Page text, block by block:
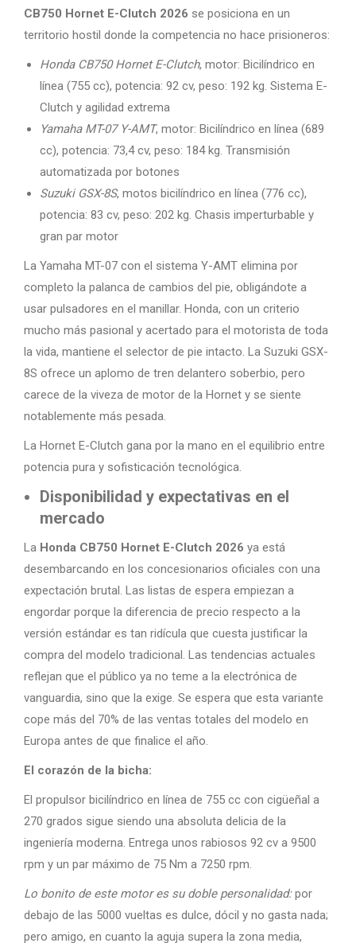
CB750 Hornet E-Clutch 2026 se posiciona en un
territorio hostil donde la competencia no hace prisioneros:
Honda CB750 Hornet E-Clutch, motor: Bicilíndrico en
línea (755 cc), potencia: 92 cv, peso: 192 kg. Sistema E-
Clutch y agilidad extrema
Yamaha MT-07 Y-AMT, motor: Bicilíndrico en línea (689
cc), potencia: 73,4 cv, peso: 184 kg. Transmisión
automatizada por botones
Suzuki GSX-8S, motos bicilíndrico en línea (776 cc),
potencia: 83 cv, peso: 202 kg. Chasis imperturbable y
gran par motor
La Yamaha MT-07 con el sistema Y-AMT elimina por
completo la palanca de cambios del pie, obligándote a
usar pulsadores en el manillar. Honda, con un criterio
mucho más pasional y acertado para el motorista de toda
la vida, mantiene el selector de pie intacto. La Suzuki GSX-
8S ofrece un aplomo de tren delantero soberbio, pero
carece de la viveza de motor de la Hornet y se siente
notablemente más pesada.
La Hornet E-Clutch gana por la mano en el equilibrio entre
potencia pura y sofisticación tecnológica.
Disponibilidad y expectativas en el
mercado
La Honda CB750 Hornet E-Clutch 2026 ya está
desembarcando en los concesionarios oficiales con una
expectación brutal. Las listas de espera empiezan a
engordar porque la diferencia de precio respecto a la
versión estándar es tan ridícula que cuesta justificar la
compra del modelo tradicional. Las tendencias actuales
reflejan que el público ya no teme a la electrónica de
vanguardia, sino que la exige. Se espera que esta variante
cope más del 70% de las ventas totales del modelo en
Europa antes de que finalice el año.
El corazón de la bicha:
El propulsor bicilíndrico en línea de 755 cc con cigüeñal a
270 grados sigue siendo una absoluta delicia de la
ingeniería moderna. Entrega unos rabiosos 92 cv a 9500
rpm y un par máximo de 75 Nm a 7250 rpm.
Lo bonito de este motor es su doble personalidad:por
debajo de las 5000 vueltas es dulce, dócil y no gasta nada;
pero amigo, en cuanto la aguja supera la zona media,